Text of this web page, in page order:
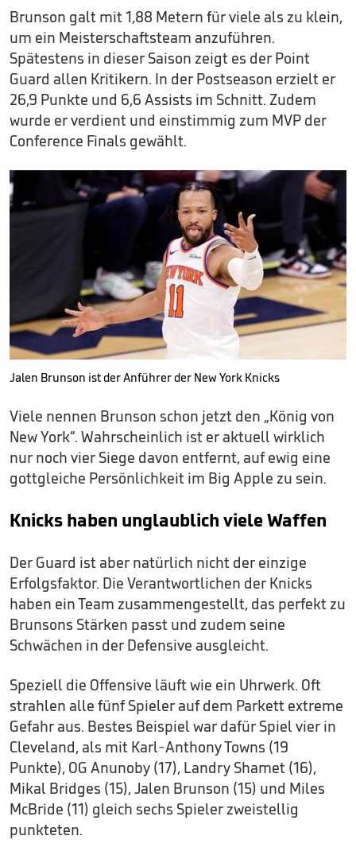
Brunson galt mit 1,88 Metern für viele als zu klein,
um ein Meisterschaftsteam anzuführen.
Spätestens in dieser Saison zeigt es der Point
Guard allen Kritikern. In der Postseason erzielt er
26,9 Punkte und 6,6 Assists im Schnitt. Zudem
wurde er verdient und einstimmig zum MVP der
Conference Finals gewählt.
Jalen Brunson ist der Anführer der New York Knicks
Viele nennen Brunson schon jetzt den „König von
New York“. Wahrscheinlich ist er aktuell wirklich
nur noch vier Siege davon entfernt, auf ewig eine
gottgleiche Persönlichkeit im Big Apple zu sein.
Knicks haben unglaublich viele Waffen
Der Guard ist aber natürlich nicht der einzige
Erfolgsfaktor. Die Verantwortlichen der Knicks
haben ein Team zusammengestellt, das perfekt zu
Brunsons Stärken passt und zudem seine
Schwächen in der Defensive ausgleicht.
Speziell die Offensive läuft wie ein Uhrwerk. Oft
strahlen alle fünf Spieler auf dem Parkett extreme
Gefahr aus. Bestes Beispiel war dafür Spiel vier in
Cleveland, als mit Karl-Anthony Towns (19
Punkte), OG Anunoby (17), Landry Shamet (16),
Mikal Bridges (15), Jalen Brunson (15) und Miles
McBride (11) gleich sechs Spieler zweistellig
punkteten.